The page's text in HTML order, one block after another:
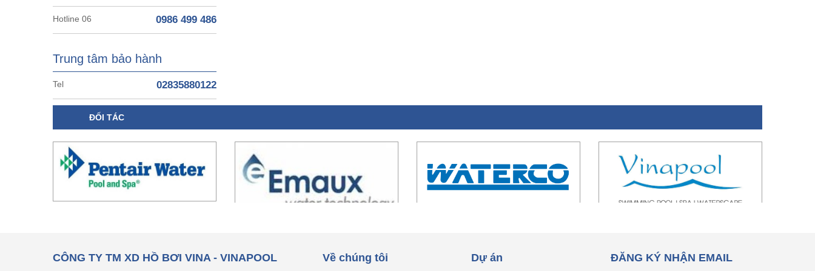
Hotline 06 0986 499 486
Trung tâm bảo hành
Tel 02835880122
ĐỐI TÁC
CÔNG TY TM XD HỒ BƠI VINA - VINAPOOL Về chúng tôi Dự án ĐĂNG KÝ NHẬN EMAIL